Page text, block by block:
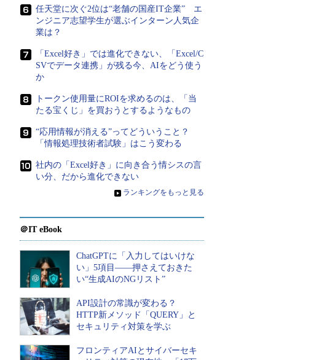
任天堂に次ぐ2位は“老舗の国産IT企業” エ
ンジニア志望学生が選ぶインターン人気企
業は？
「Excel好き」では進化できない、「Excel/C
SVでデータ連携」が残る今、AIをどう使う
か
トークン使用量にROIを求めるのは、「当
たる宝くじ」を買おうとするようなもの
“応用情報が消える”ってどういうこと？
「情報処理技術者試験」はこう変わる
社内の「Excel好き」に向き合う情シスの言
い分、だから進化できない
» ランキングをもっと見る
＠IT eBook
ChatGPTに「入力してはいけな
い」5項目――押さえておきた
い“生成AIのNGリスト”
API設計の常識が変わる？
HTTP新メソッド「QUERY」と
セキュリティ対策を学ぶ
フロンティアAIとサイバーセキ